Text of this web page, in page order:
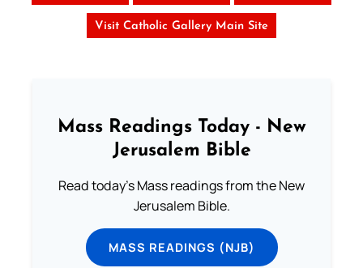
Visit Catholic Gallery Main Site
Mass Readings Today - New
Jerusalem Bible
Read today's Mass readings from the New
Jerusalem Bible.
MASS READINGS (NJB)